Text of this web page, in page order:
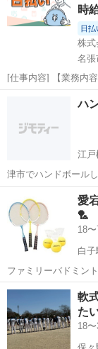
時
日払
株式
名張
[仕事内容] 【業務内
チ)、 出荷準備、 梱包業
探しはコンシェルスタッフにおま
かりサポート！ たと...
ハ
江戸
津市でハンドボール
愛
🏸
18
白子
ファミリーバドミン
😉 ファミリーバドミントンとは子供から高齢の方まで幅広い年齢の方
が楽しめるスポーツです♪ バドミントンのラケットより
で、羽根に大きなス
三重 鈴鹿市
軟
た
18